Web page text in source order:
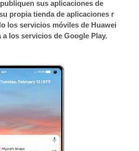
sus aplicaciones de
propia tienda de aplicaciones r
los servicios móviles de Huawei
los servicios de Google Play.